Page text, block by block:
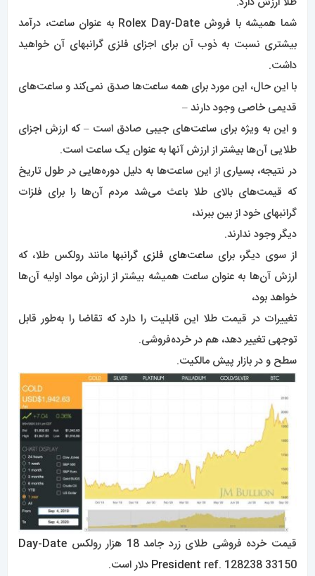
شما همیشه با فروش Rolex Day-Date به عنوان
ساعت، درآمد
بیشتری نسبت به ذوب آن برای اجزای فلزی گرانبهای آن خواهید
داشت.
با این حال، این مورد برای همه ساعت‌ها صدق نمی‌کند و ساعت‌های
قدیمی خاصی وجود دارند –
و این به ویژه برایساعت‌های جیبی صادق است – که ارزش اجزای
طلایی آن‌ها بیشتر از ارزش آنها به عنوان یک ساعت است.
در نتیجه، بسیاری از این ساعت‌ها به دلیل دوره‌هایی در طول تاریخ
که قیمت‌های بالای طلا باعث می‌شد مردم آن‌ها را برای فلزات
گرانبهای خود از بین ببرند،
دیگر وجود ندارند.
از سوی دیگر، برایساعت‌های فلزی گرانبها مانند رولکس طلا، که
ارزش آن‌ها به‌ عنوان ساعت همیشه بیشتر از ارزش مواد اولیه آن‌ها
خواهد بود،
تغییرات در قیمت طلا این قابلیت را دارد که تقاضا را به‌طور قابل
توجهی تغییر دهد، هم در خرده‌فروشی.
سطح و در بازار پیش مالکیت.
قیمت خرده فروشی طلای زرد جامد 18 هزار رولکس
Day-Date
President ref. 128238 33150 دلار است.